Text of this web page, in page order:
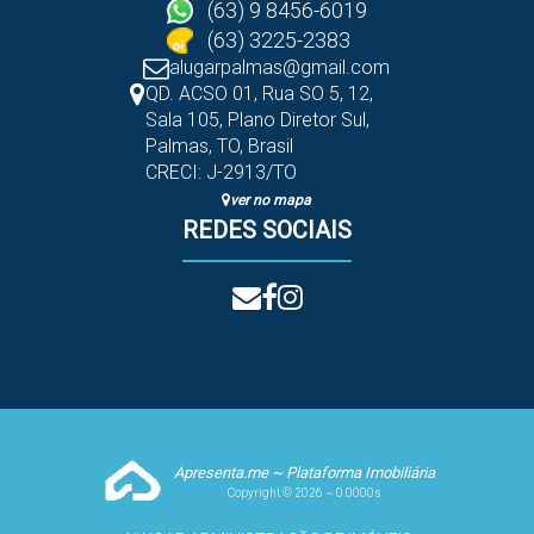
(63) 9 8456-6019
(63) 3225-2383
alugarpalmas@gmail.com
QD. ACSO 01, Rua SO 5, 12,
Sala 105, Plano Diretor Sul ,
Palmas, TO, Brasil
CRECI: J-2913/TO
ver no mapa
REDES SOCIAIS
Apresenta.me ~ Plataforma Imobiliária
Copyright © 2026 ~ 0.0000s